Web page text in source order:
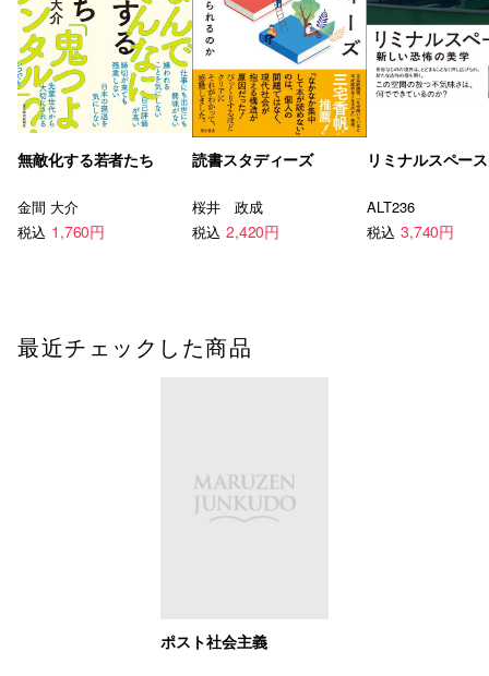
無敵化する若者たち
金間 大介
税込 1,760円
読書スタディーズ
桜井 政成
税込 2,420円
リミナルスペース
ALT236
税込 3,740円
最近チェックした商品
ポスト社会主義